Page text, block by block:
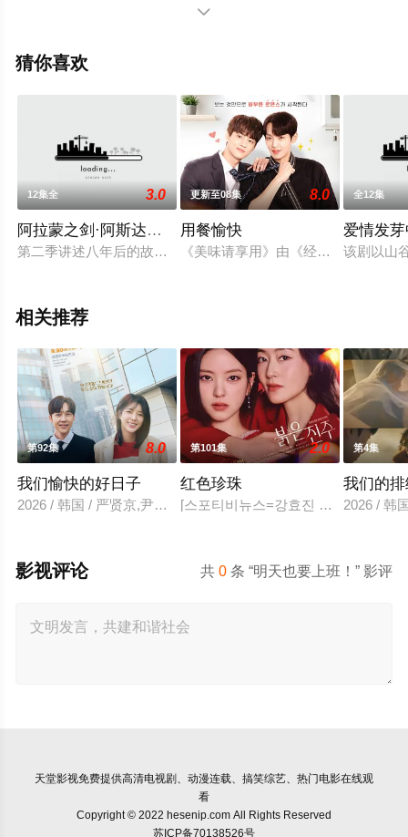
等演员精彩演绎的韩国电视剧，大结局剧情已揭晓（1-12
天堂电影网，更多相关信息可移步至豆瓣电视剧、电视猫

猜你喜欢
12集全 3.0
阿拉蒙之剑·阿斯达年代记
第二季讲述八年后的故事，妥坤和银蟾无法避免的大战即将上演
更新至08集 8.0
用餐愉快
《美味请享用》由《经常请吃饭的
全12集
爱情发
该剧以山
相关推荐
第92集 8.0
我们愉快的好日子
2026 / 韩国 / 严贤京,尹仲勋,申正允,尹多英,金惠玉,鲜于在德,尹
第101集 2.0
红色珍珠
[스포티비뉴스=강효진 기자] 배우 박
第4集
我们的
2026 / 韩
共0 条 “明天也要上班！” 影评
影视评论
天堂影视免费提供高清电视剧、动漫连载、搞笑综艺、热门电影在线观
看
Copyright © 2022 hesenip.com All Rights Reserved
苏ICP备70138526号